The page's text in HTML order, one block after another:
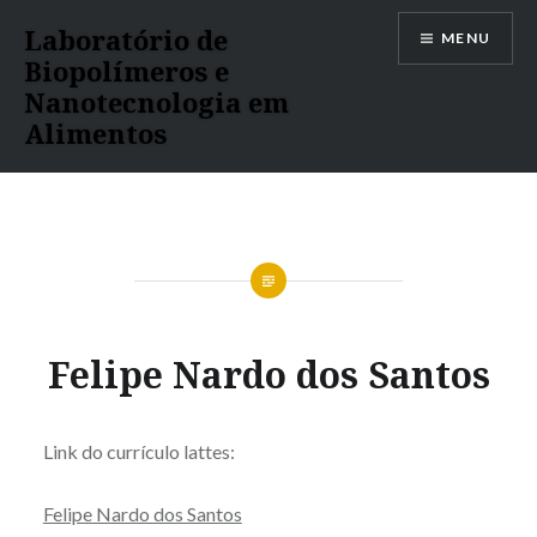
para
conteúdo
Laboratório de
Biopolímeros e
Nanotecnologia em
Alimentos
MENU
Felipe Nardo dos Santos
Link do currículo lattes:
Felipe Nardo dos Santos